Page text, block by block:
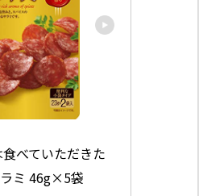
べていただきた
ミ 46g×5袋